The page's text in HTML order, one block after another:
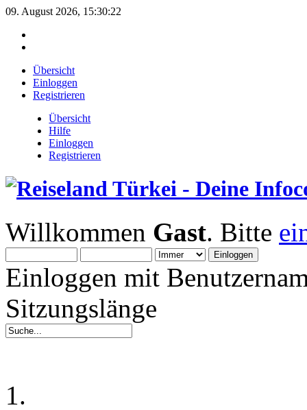
09. August 2026, 15:30:22
Übersicht
Einloggen
Registrieren
Übersicht
Hilfe
Einloggen
Registrieren
Willkommen Gast. Bitte
Einloggen mit
Sitzungslänge